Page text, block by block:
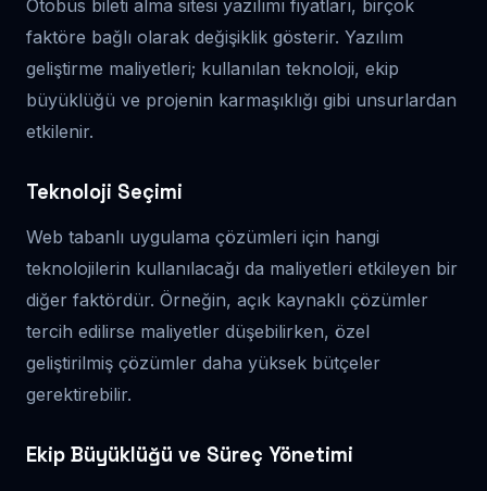
Otobüs bileti alma sitesi yazılımı fiyatları, birçok
faktöre bağlı olarak değişiklik gösterir. Yazılım
geliştirme maliyetleri; kullanılan teknoloji, ekip
büyüklüğü ve projenin karmaşıklığı gibi unsurlardan
etkilenir.
Teknoloji Seçimi
Web tabanlı uygulama çözümleri için hangi
teknolojilerin kullanılacağı da maliyetleri etkileyen bir
diğer faktördür. Örneğin, açık kaynaklı çözümler
tercih edilirse maliyetler düşebilirken, özel
geliştirilmiş çözümler daha yüksek bütçeler
gerektirebilir.
Ekip Büyüklüğü ve Süreç Yönetimi